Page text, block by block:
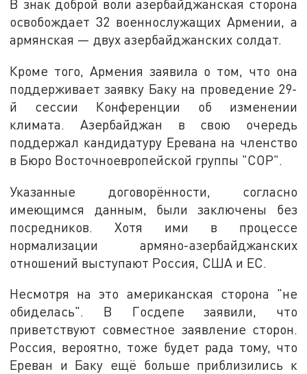
В знак доброй воли азербайджанская сторона
освобождает 32 военнослужащих Армении, а
армянская — двух азербайджанских солдат.
Кроме того, Армения заявила о том, что она
поддерживает заявку Баку на проведение 29-
й сессии Конференции об изменении
климата. Азербайджан в свою очередь
поддержал кандидатуру Еревана на членство
в Бюро Восточноевропейской группы "COP".
Указанные договорённости, согласно
имеющимся данным, были заключены без
посредников. Хотя ими в процессе
нормализации армяно-азербайджанских
отношений выступают Россия, США и ЕС.
Несмотря на это американская сторона "не
обиделась". В Госдепе заявили, что
приветствуют совместное заявление сторон.
Россия, вероятно, тоже будет рада тому, что
Ереван и Баку ещё больше приблизились к